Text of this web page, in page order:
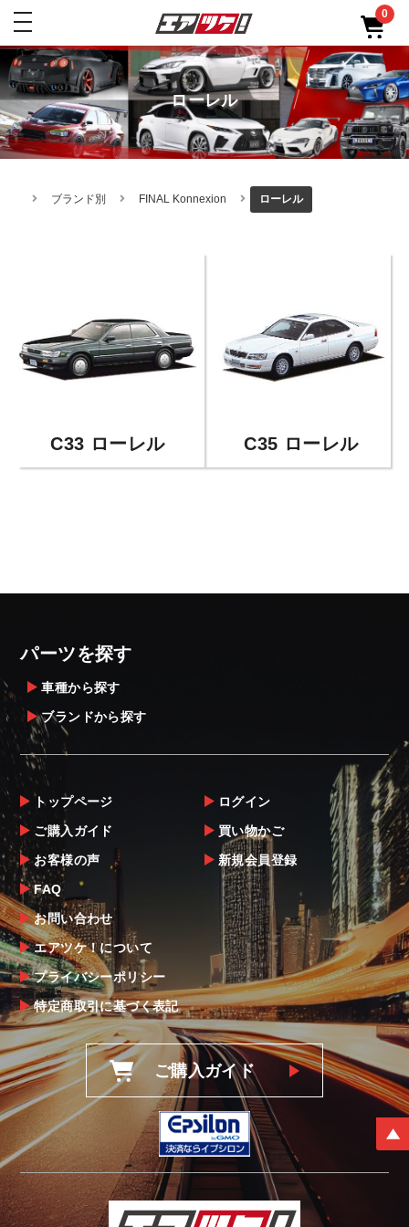
toggle
0
ローレル
ブランド別 FINAL Konnexion ローレル
C33 ローレル C35 ローレル
パーツを探す
車種から探す
ブランドから探す
トップページ
ご購入ガイド
お客様の声
FAQ
お問い合わせ
エアツケ！について
プライバシーポリシー
特定商取引に基づく表記
ログイン
買い物かご
新規会員登録
ご購入ガイド